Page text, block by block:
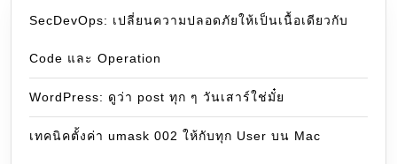
SecDevOps: เปลี่ยนความปลอดภัยให้เป็นเนื้อเดียวกับ
Code และ Operation
WordPress: ดูว่า post ทุก ๆ วันเสาร์ใช่มั๋ย
เทคนิคตั้งค่า umask 002 ให้กับทุก User บน Mac